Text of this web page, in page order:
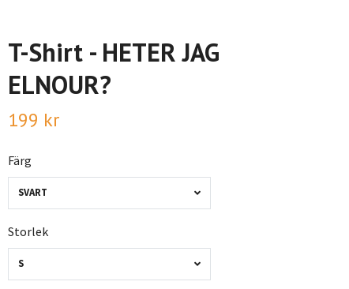
T-Shirt - HETER JAG
ELNOUR?
199 kr
Färg
SVART
Storlek
S